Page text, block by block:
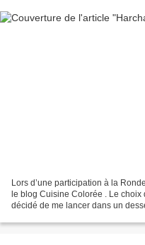
Lors d’une participation à la
le blog Cuisine Colorée . Le choix
décidé de me lancer dans un